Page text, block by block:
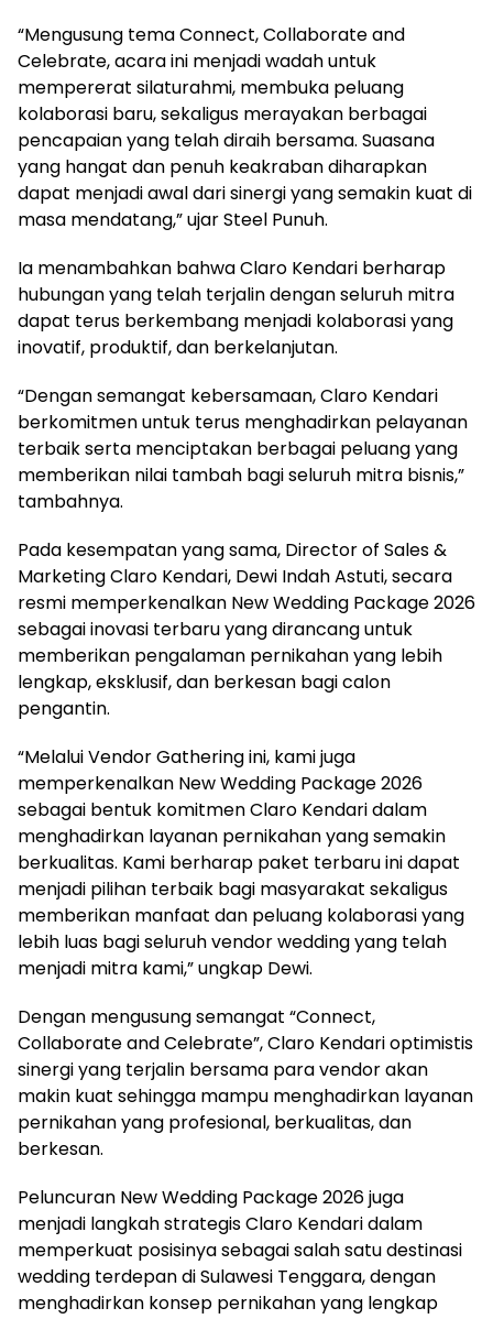
“Mengusung tema Connect, Collaborate and
Celebrate, acara ini menjadi wadah untuk
mempererat silaturahmi, membuka peluang
kolaborasi baru, sekaligus merayakan berbagai
pencapaian yang telah diraih bersama. Suasana
yang hangat dan penuh keakraban diharapkan
dapat menjadi awal dari sinergi yang semakin kuat di
masa mendatang,” ujar Steel Punuh.
Ia menambahkan bahwa Claro Kendari berharap
hubungan yang telah terjalin dengan seluruh mitra
dapat terus berkembang menjadi kolaborasi yang
inovatif, produktif, dan berkelanjutan.
“Dengan semangat kebersamaan, Claro Kendari
berkomitmen untuk terus menghadirkan pelayanan
terbaik serta menciptakan berbagai peluang yang
memberikan nilai tambah bagi seluruh mitra bisnis,”
tambahnya.
Pada kesempatan yang sama, Director of Sales &
Marketing Claro Kendari, Dewi Indah Astuti, secara
resmi memperkenalkan New Wedding Package 2026
sebagai inovasi terbaru yang dirancang untuk
memberikan pengalaman pernikahan yang lebih
lengkap, eksklusif, dan berkesan bagi calon
pengantin.
“Melalui Vendor Gathering ini, kami juga
memperkenalkan New Wedding Package 2026
sebagai bentuk komitmen Claro Kendari dalam
menghadirkan layanan pernikahan yang semakin
berkualitas. Kami berharap paket terbaru ini dapat
menjadi pilihan terbaik bagi masyarakat sekaligus
memberikan manfaat dan peluang kolaborasi yang
lebih luas bagi seluruh vendor wedding yang telah
menjadi mitra kami,” ungkap Dewi.
Dengan mengusung semangat “Connect,
Collaborate and Celebrate”, Claro Kendari optimistis
sinergi yang terjalin bersama para vendor akan
makin kuat sehingga mampu menghadirkan layanan
pernikahan yang profesional, berkualitas, dan
berkesan.
Peluncuran New Wedding Package 2026 juga
menjadi langkah strategis Claro Kendari dalam
memperkuat posisinya sebagai salah satu destinasi
wedding terdepan di Sulawesi Tenggara, dengan
menghadirkan konsep pernikahan yang lengkap